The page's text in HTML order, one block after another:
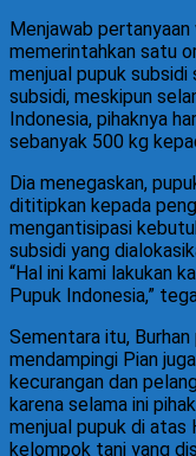
Menjawab
memerintahkan satu
menjual pupuk
subsidi, meskipun
Indonesia, pihaknya
sebanyak 500 kg
Dia menegaskan,
dititipkan kepada
mengantisipasi
subsidi yang
“Hal ini kami lakukan
Pupuk Indonesia,”
Sementara itu,
mendampingi Pian
kecurangan dan
karena selama ini
menjual pupuk di atas
kelompok tani yang